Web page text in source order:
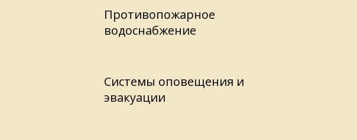
Противопожарное
водоснабжение
Системы оповещения и
эвакуации